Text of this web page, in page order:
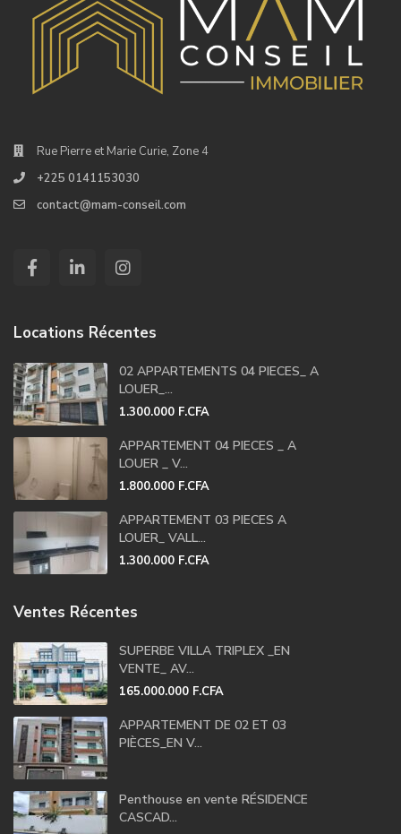
Rue Pierre et Marie Curie, Zone 4
+225 0141153030
contact@mam-conseil.com
Locations Récentes
02 APPARTEMENTS 04 PIECES_ A
LOUER_...
1.300.000 F.CFA
APPARTEMENT 04 PIECES _ A
LOUER _ V...
1.800.000 F.CFA
APPARTEMENT 03 PIECES A
LOUER_ VALL...
1.300.000 F.CFA
Ventes Récentes
SUPERBE VILLA TRIPLEX _EN
VENTE_ AV...
165.000.000 F.CFA
APPARTEMENT DE 02 ET 03
PIÈCES_EN V...
Penthouse en vente RÉSIDENCE
CASCAD...